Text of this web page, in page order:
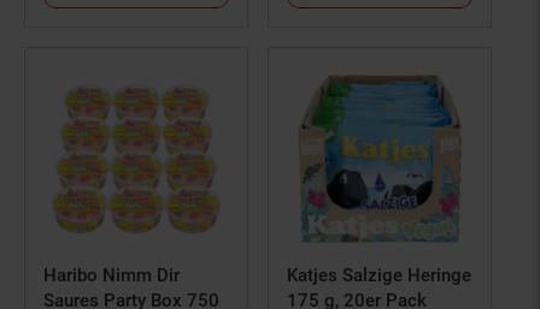
Haribo Nimm Dir
Saures Party Box 750
Katjes Salzige Heringe
175 g, 20er Pack